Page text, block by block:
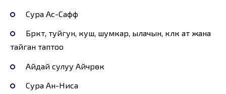
Сура Ас-Сафф
Бүркүт, туйгун, куш, шумкар, ылачын, күлүк ат жана
тайган таптоо
Айдай сулуу Айчүрөк
Сура Ан-Ниса